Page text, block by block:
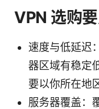
VPN 选购
速度与低延迟
器区域有稳定
要以你所在地
服务器覆盖：